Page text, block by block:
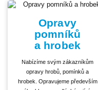
Opravy
pomníků
a hrobek
Nabízíme svým zákazníkům
opravy hrobů, pomínků a
hrobek. Opravujeme především